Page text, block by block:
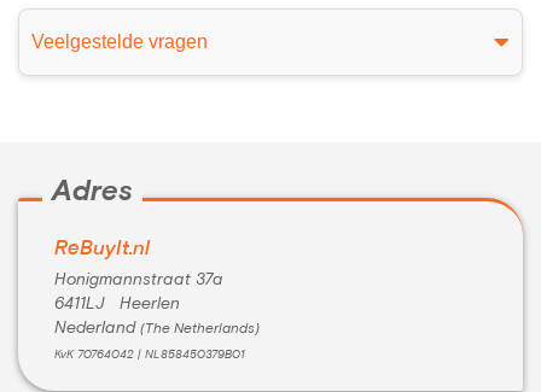
Veelgestelde vragen
Adres
ReBuyIt.nl
Honigmannstraat 37a
6411LJ Heerlen
Nederland (The Netherlands)
KvK 70764042 | NL858450379B01